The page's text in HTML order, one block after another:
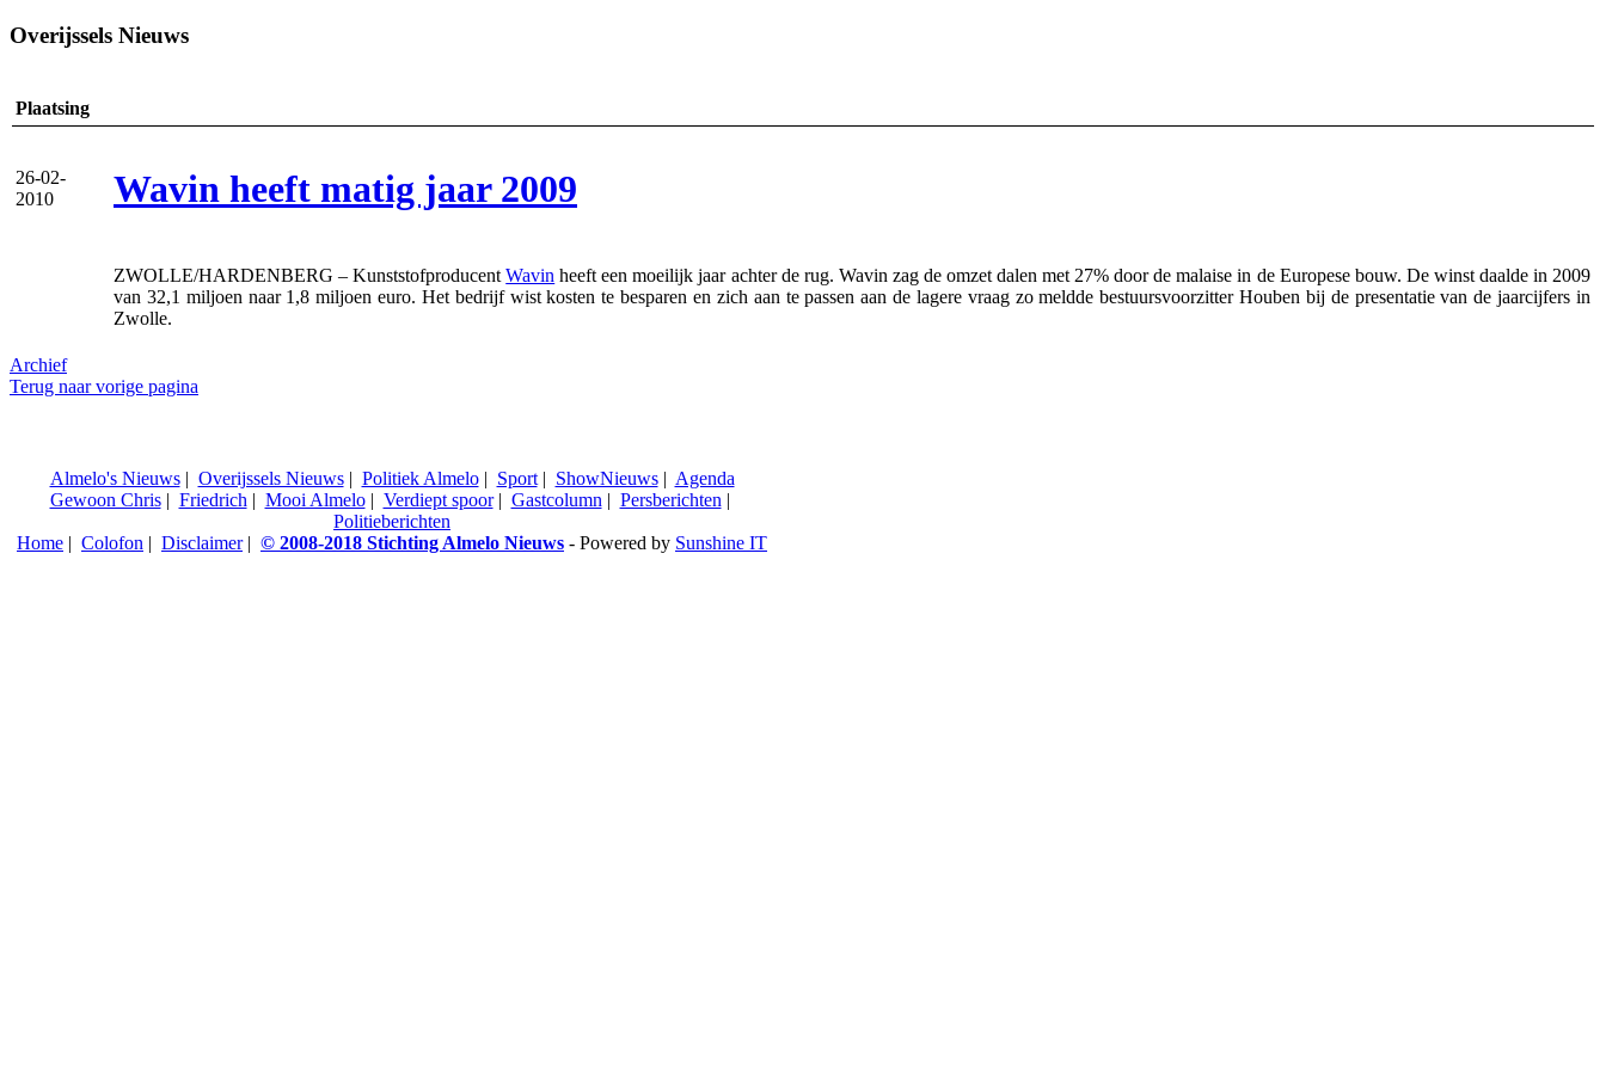
Overijssels Nieuws
Plaatsing
26-02-
2010
Wavin heeft matig jaar 2009
ZWOLLE/HARDENBERG – KunststofproducentWavin heeft een moeilijk jaar achter de rug. Wavin zag de omzet dalen met 27% door de malaise in de Europese bouw. De winst daalde in 2009
van 32,1 miljoen naar 1,8 miljoen euro. Het bedrijf wist kosten te besparen en zich aan te passen aan de lagere vraag zo meldde bestuursvoorzitter Houben bij de presentatie van de jaarcijfers in
Zwolle.
Archief
Terug naar vorige pagina
Almelo's Nieuws| Overijssels Nieuws| Politiek Almelo| Sport| ShowNieuws| Agenda
Gewoon Chris| Friedrich| Mooi Almelo| Verdiept spoor| Gastcolumn| Persberichten|
Politieberichten
Home | Colofon | Disclaimer| © 2008-2018 Stichting Almelo Nieuws - Powered by Sunshine IT